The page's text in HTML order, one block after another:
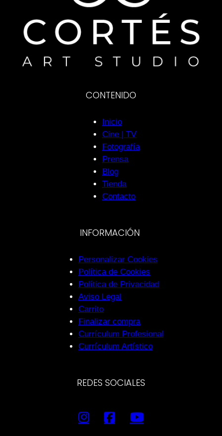
CONTENIDO
Inicio
Cine | TV
Fotografía
Prensa
Blog
Tienda
Contacto
INFORMACIÓN
Personalizar Cookies
Política de Cookies
Política de Privacidad
Aviso Legal
Carrito
Finalizar compra
Currículum Profesional
Currículum Artístico
REDES SOCIALES